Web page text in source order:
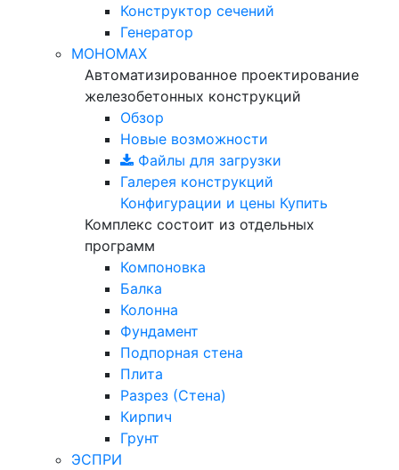
Конструктор сечений
Генератор
МОНОМАХ
Автоматизированное проектирование
железобетонных конструкций
Обзор
Новые возможности
Файлы для загрузки
Галерея конструкций
Конфигурации и цены Купить
Комплекс состоит из отдельных
программ
Компоновка
Балка
Колонна
Фундамент
Подпорная стена
Плита
Разрез (Стена)
Кирпич
Грунт
ЭСПРИ